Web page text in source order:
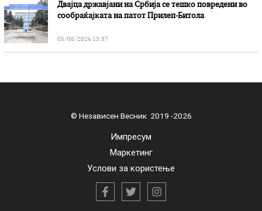
Двајца државјани на Србија се тешко повредени во
сообраќајката на патот Прилеп-Битола
05/08/2026 13:37
© Независен Весник 2019 -2026
Импресум
Маркетинг
Услови за користење